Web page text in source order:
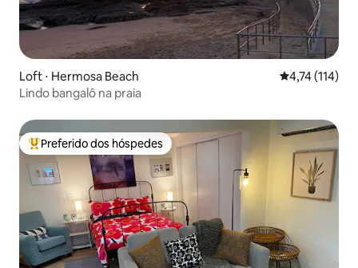
Loft ⋅ Hermosa Beach 4,74 de uma
4,74 (114)
Lindo bangalô na praia
Entre os melhores preferidos dos hóspedes
Preferido dos hóspedes